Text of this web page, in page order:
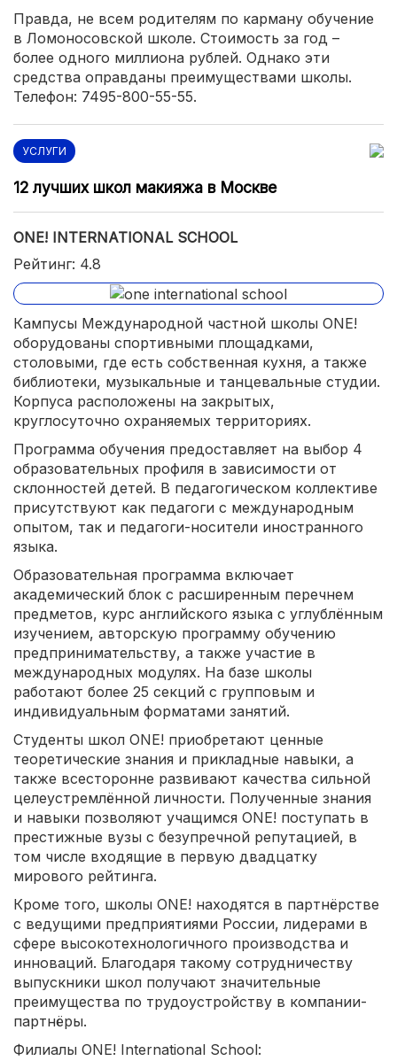
Правда, не всем родителям по карману обучение
в Ломоносовской школе. Стоимость за год –
более одного миллиона рублей. Однако эти
средства оправданы преимуществами школы.
Телефон: 7495-800-55-55.
УСЛУГИ
12 лучших школ макияжа в Москве
ONE! INTERNATIONAL SCHOOL
Рейтинг: 4.8
Кампусы Международной частной школы ONE!
оборудованы спортивными площадками,
столовыми, где есть собственная кухня, а также
библиотеки, музыкальные и танцевальные студии.
Корпуса расположены на закрытых,
круглосуточно охраняемых территориях.
Программа обучения предоставляет на выбор 4
образовательных профиля в зависимости от
склонностей детей. В педагогическом коллективе
присутствуют как педагоги с международным
опытом, так и педагоги-носители иностранного
языка.
Образовательная программа включает
академический блок с расширенным перечнем
предметов, курс английского языка с углублённым
изучением, авторскую программу обучению
предпринимательству, а также участие в
международных модулях. На базе школы
работают более 25 секций с групповым и
индивидуальным форматами занятий.
Студенты школ ONE! приобретают ценные
теоретические знания и прикладные навыки, а
также всесторонне развивают качества сильной
целеустремлённой личности. Полученные знания
и навыки позволяют учащимся ONE! поступать в
престижные вузы с безупречной репутацией, в
том числе входящие в первую двадцатку
мирового рейтинга.
Кроме того, школы ONE! находятся в партнёрстве
с ведущими предприятиями России, лидерами в
сфере высокотехнологичного производства и
инноваций. Благодаря такому сотрудничеству
выпускники школ получают значительные
преимущества по трудоустройству в компании-
партнёры.
Филиалы ONE! International School: